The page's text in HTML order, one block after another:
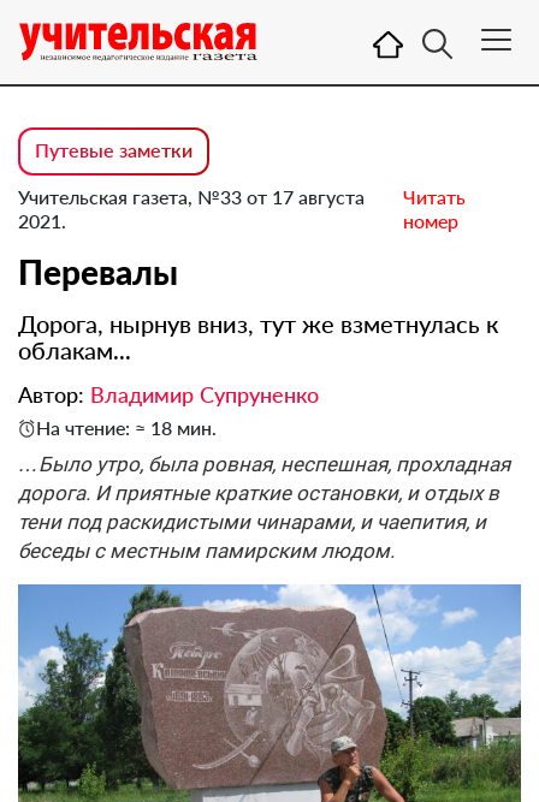
Путевые заметки
Учительская газета, №33 от 17 августа
2021.
Читать
номер
Перевалы
Дорога, нырнув вниз, тут же взметнулась к
облакам...
Автор: Владимир Супруненко
На чтение: ≈ 18 мин.
…Было утро, была ровная, неспешная, прохладная
дорога. И приятные краткие остановки, и отдых в
тени под раскидистыми чинарами, и чаепития, и
беседы с местным памирским людом.